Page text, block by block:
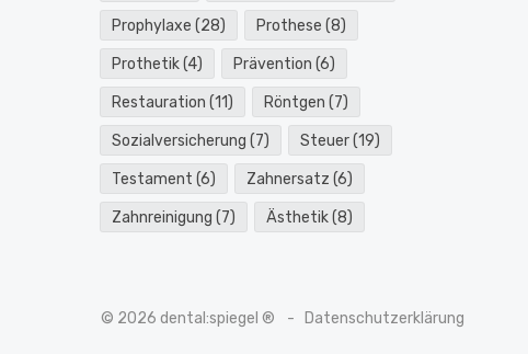
Prophylaxe (28) Prothese (8)
Prothetik(4) Prävention (6)
Restauration (11) Röntgen (7)
Sozialversicherung (7) Steuer(19)
Testament (6) Zahnersatz (6)
Zahnreinigung (7) Ästhetik(8)
© 2026 dental:spiegel ® Datenschutzerklärung